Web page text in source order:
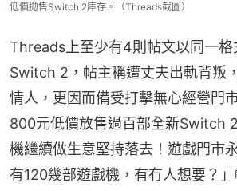
低價拋售Switch 2庫存。（Threads截圖）
Threads上至少有4則帖文以同一格
Switch 2，帖主稱遭丈夫出軌背叛
情人，更因而備受打擊無心經營門
800元低價放售過百部全新Switch
機繼續做生意堅持落去！遊戲門市
有120幾部遊戲機，有冇人想要？